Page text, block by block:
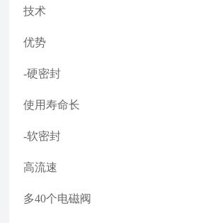
技术
优势
-硬密封
使用寿命长
-软密封
高流速
多40个电磁阀